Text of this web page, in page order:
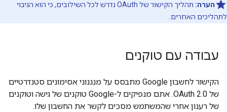
הערה:
תהליך הקישור של OAuth נדרש לכל השילובים, כי הוא הגיבוי
לתהליכים האחרים.
עבודה עם טוקנים
הקישור לחשבון Google מתבסס על מנגנוני אסימונים סטנדרטיים
של OAuth 2.0. אתם מנפיקים ל-Google טוקנים של גישה וטוקנים
של רענון אחרי שהמשתמש מסכים לקשר את החשבון שלו.